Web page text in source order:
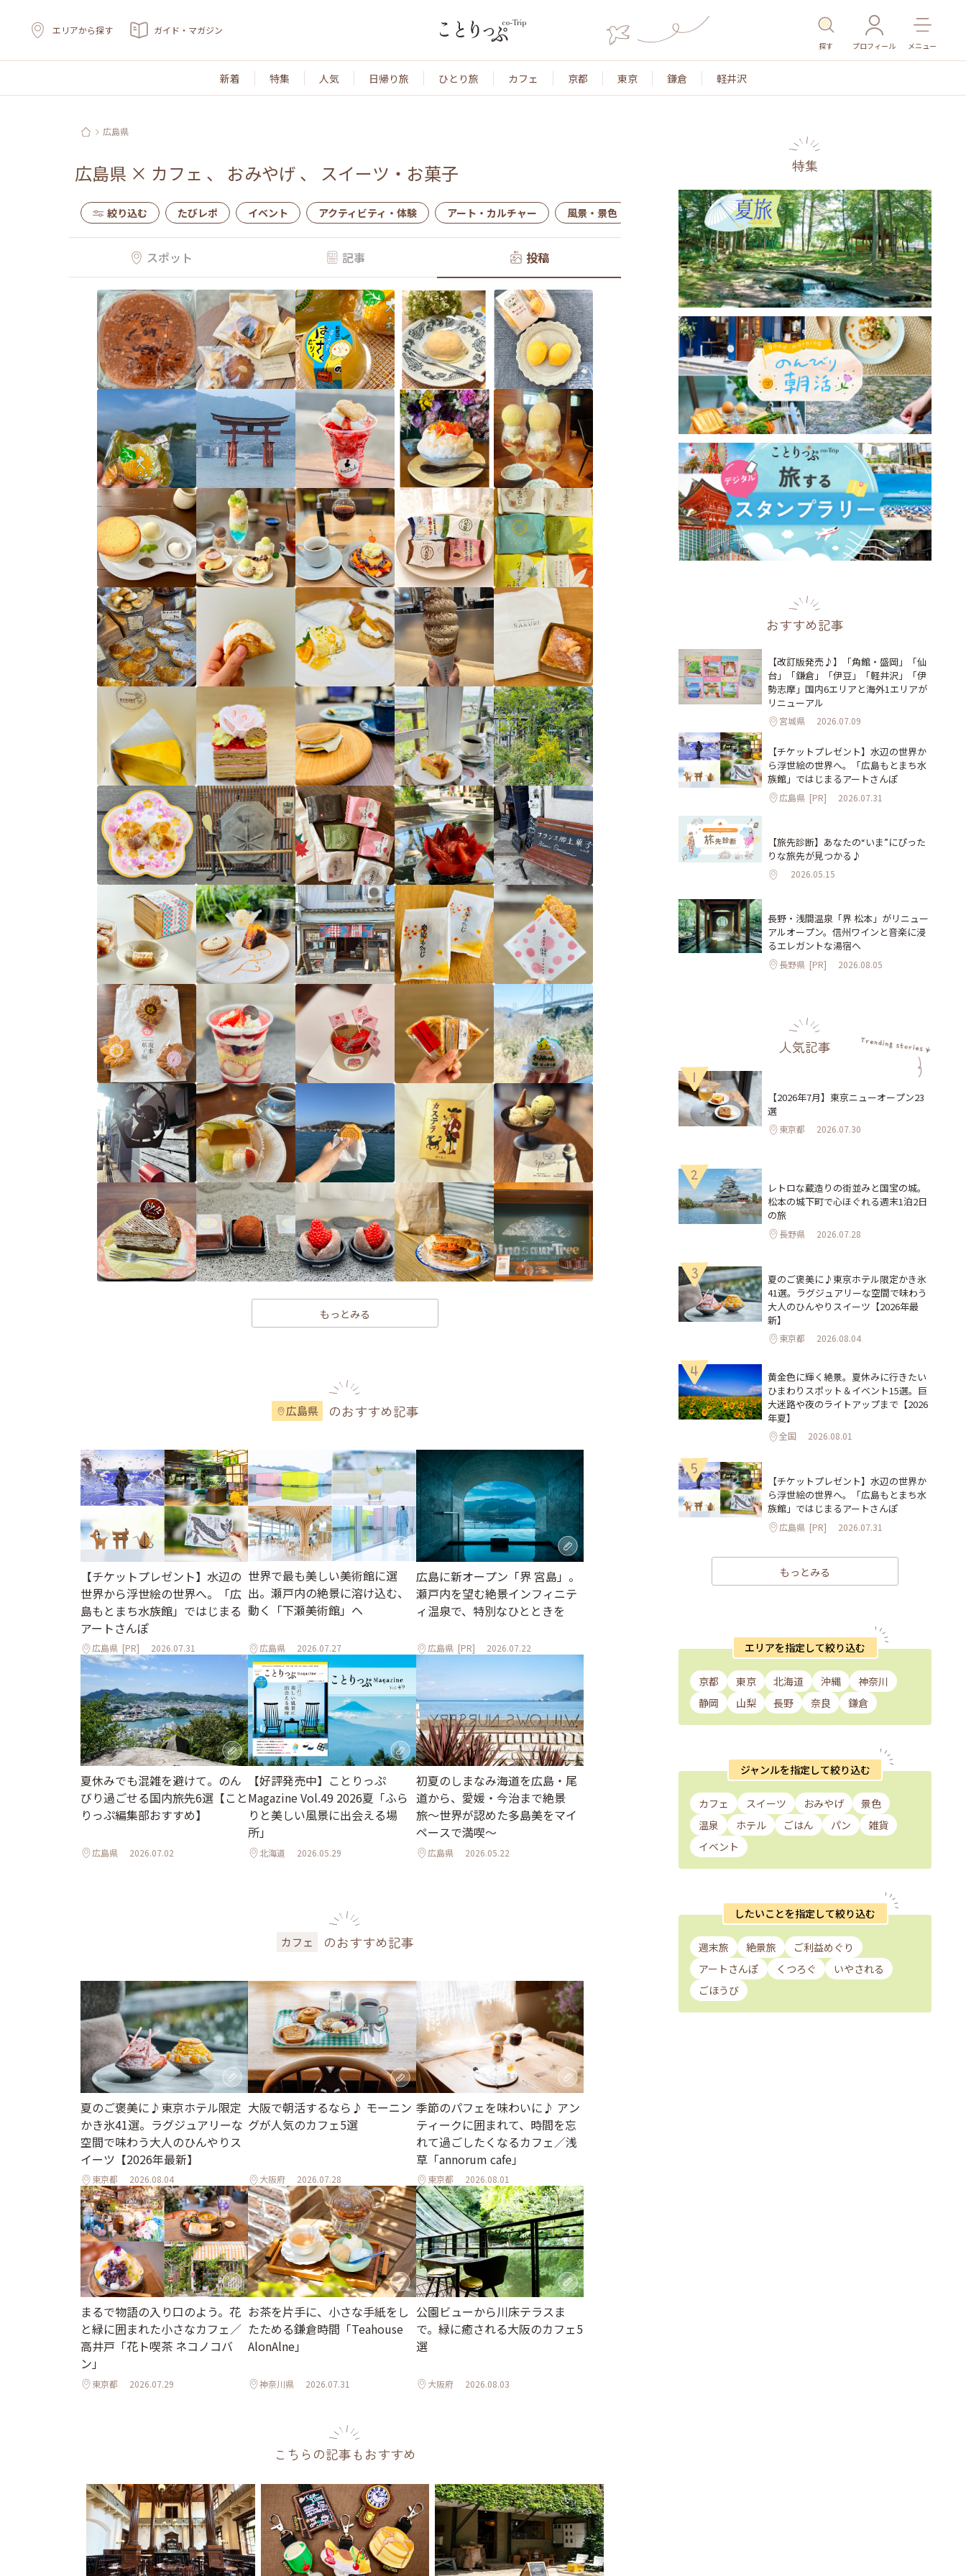
エリアから探す ガイド・マガジン
探す プロフィール メニュー
新着 特集 人気 日帰り旅 ひとり旅 カフェ 京都 東京 鎌倉 軽井沢
広島県
広島県 × カフェ 、 おみやげ 、 スイーツ・お菓子
絞り込む たびレポ イベント アクティビティ・体験 アート・カルチャー 風景・景色 名所・旧跡 温泉・スパ その他施設 ごはん
スポット 記事 投稿
もっとみる
広島県 のおすすめ記事
【チケットプレゼント】水辺の
世界から浮世絵の世界へ。「広
島もとまち水族館」ではじまる
アートさんぽ
広島県 [PR] 2026.07.31
世界で最も美しい美術館に選
出。瀬戸内の絶景に溶け込む、
動く「下瀬美術館」へ
広島県 2026.07.27
広島に新オープン「界 宮島」。
瀬戸内を望む絶景インフィニテ
ィ温泉で、特別なひとときを
広島県[PR] 2026.07.22
夏休みでも混雑を避けて。のん
びり過ごせる国内旅先6選【こと
りっぷ編集部おすすめ】
広島県 2026.07.02
【好評発売中】ことりっぷ
Magazine Vol.49 2026夏「ふら
りと美しい風景に出会える場
所」
北海道 2026.05.29
初夏のしまなみ海道を広島・尾
道から、愛媛・今治まで絶景
旅〜世界が認めた多島美をマイ
ペースで満喫〜
広島県 2026.05.22
カフェ のおすすめ記事
夏のご褒美に♪東京ホテル限定
かき氷41選。ラグジュアリーな
空間で味わう大人のひんやりス
イーツ【2026年最新】
東京都 2026.08.04
大阪で朝活するなら♪ モーニン
グが人気のカフェ5選
大阪府 2026.07.28
季節のパフェを味わいに♪ アン
ティークに囲まれて、時間を忘
れて過ごしたくなるカフェ／浅
草「annorum cafe」
東京都 2026.08.01
まるで物語の入り口のよう。花
と緑に囲まれた小さなカフェ／
高井戸「花ト喫茶 ネコノコバ
ン」
東京都 2026.07.29
お茶を片手に、小さな手紙をし
たためる鎌倉時間「Teahouse
AlonAlne」
神奈川県 2026.07.31
公園ビューから川床テラスま
で。緑に癒される大阪のカフェ5
選
大阪府 2026.08.03
こちらの記事もおすすめ
特集
おすすめ記事
【改訂版発売♪】「角館・盛岡」「仙
台」「鎌倉」「伊豆」「軽井沢」「伊
勢志摩」国内6エリアと海外1エリアが
リニューアル
宮城県 2026.07.09
【チケットプレゼント】水辺の世界か
ら浮世絵の世界へ。「広島もとまち水
族館」ではじまるアートさんぽ
広島県 [PR] 2026.07.31
【旅先診断】あなたの“いま”にぴった
りな旅先が見つかる♪
2026.05.15
長野・浅間温泉「界 松本」がリニュー
アルオープン。信州ワインと音楽に浸
るエレガントな湯宿へ
長野県 [PR] 2026.08.05
人気記事
1
【2026年7月】東京ニューオープン23
選
東京都 2026.07.30
2
レトロな蔵造りの街並みと国宝の城。
松本の城下町で心ほぐれる週末1泊2日
の旅
長野県 2026.07.28
3
夏のご褒美に♪東京ホテル限定かき氷
41選。ラグジュアリーな空間で味わう
大人のひんやりスイーツ【2026年最
新】
東京都 2026.08.04
4
黄金色に輝く絶景。夏休みに行きたい
ひまわりスポット＆イベント15選。巨
大迷路や夜のライトアップまで【2026
年夏】
全国 2026.08.01
5
【チケットプレゼント】水辺の世界か
ら浮世絵の世界へ。「広島もとまち水
族館」ではじまるアートさんぽ
広島県 [PR] 2026.07.31
もっとみる
エリアを指定して絞り込む
京都 東京 北海道 沖縄
神奈川
静岡
山梨 長野 奈良 鎌倉
ジャンルを指定して絞り込む
カフェ スイーツ おみやげ
景色
温泉
ホテル ごはん パン
雑貨
イベント
したいことを指定して絞り込む
週末旅 絶景旅
ご利益めぐり
アートさんぽ
くつろぐ
いやされる
ごほうび